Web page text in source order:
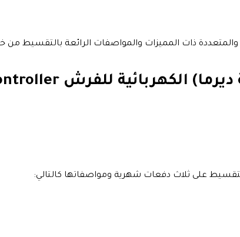
المميزات والمواصفات الرائعة بالتقسيط من خلال تمارا على 3 دفعات شهرية
على ثلاث دفعات شهرية ومواصفاتها كالتالي: